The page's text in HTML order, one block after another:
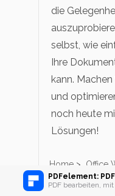
PDFelement:
PDF bearbeiten,
die
selbst, wie
Ihre
kann.
und
noch heute
Lösungen!
Home > Office
Dokumente
kostenlose